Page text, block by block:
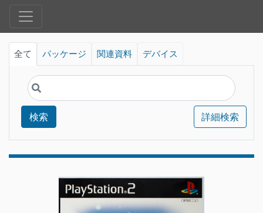
全て パッケージ 関連資料 デバイス
検索 詳細検索